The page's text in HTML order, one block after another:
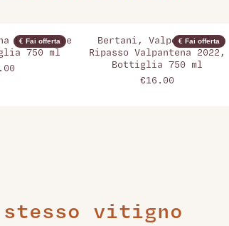
€ Fai offerta
Le Quaiare
750 ml
€ Fai offerta
Bertani, Valpolicella
Ripasso Valpantena 2022,
Bottiglia 750 ml
€16.00
vitigno